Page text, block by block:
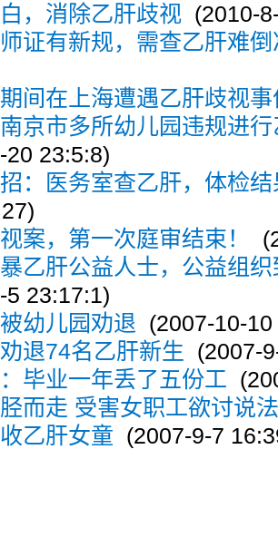
，消除乙肝歧视 (2010-
证有新规，需查乙肝难
间在上海遭遇乙肝歧视事
京市多所幼儿园违规进
20 23:5:8)
：医务室查乙肝，体检
案，第一次庭审结束！
乙肝公益人士，公益组
5 23:17:1)
幼儿园劝退 (2007-10-
退74名乙肝新生 (2007-
毕业一年丢了五份工
而走 受害女职工欲讨说
乙肝女童 (2007-9-7